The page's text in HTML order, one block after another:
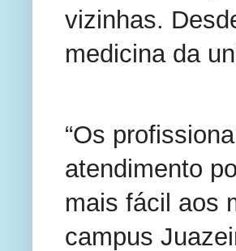
vizinhas.
medicina da
“Os
atendimento
mais fácil aos
campus